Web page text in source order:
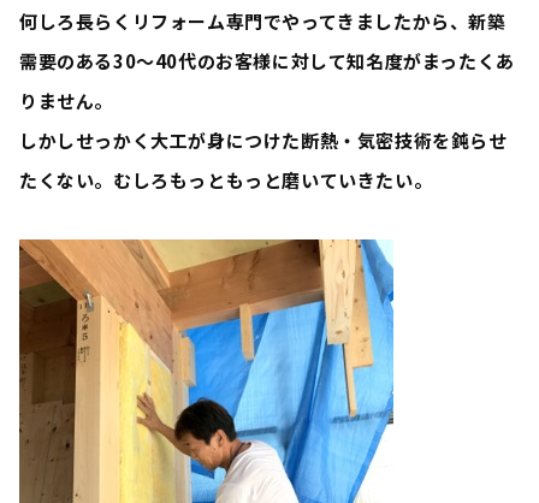
何しろ長らくリフォーム専門でやってきましたから、新築
需要のある30～40代のお客様に対して知名度がまったくあ
りません。
しかしせっかく大工が身につけた断熱・気密技術を鈍らせ
たくない。むしろもっともっと磨いていきたい。